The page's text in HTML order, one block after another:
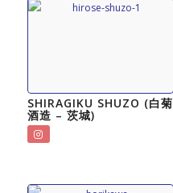
SHIRAGIKU SHUZO (白菊
酒造 – 茨城)